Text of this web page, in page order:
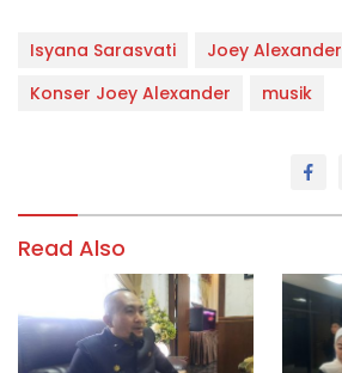
Isyana Sarasvati
Joey Alexander
Konser Joey Alexander
musik
Read Also